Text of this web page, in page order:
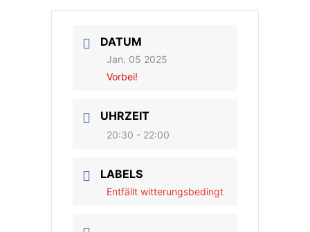
DATUM
Jan. 05 2025
Vorbei!
UHRZEIT
20:30 - 22:00
LABELS
Entfällt witterungsbedingt